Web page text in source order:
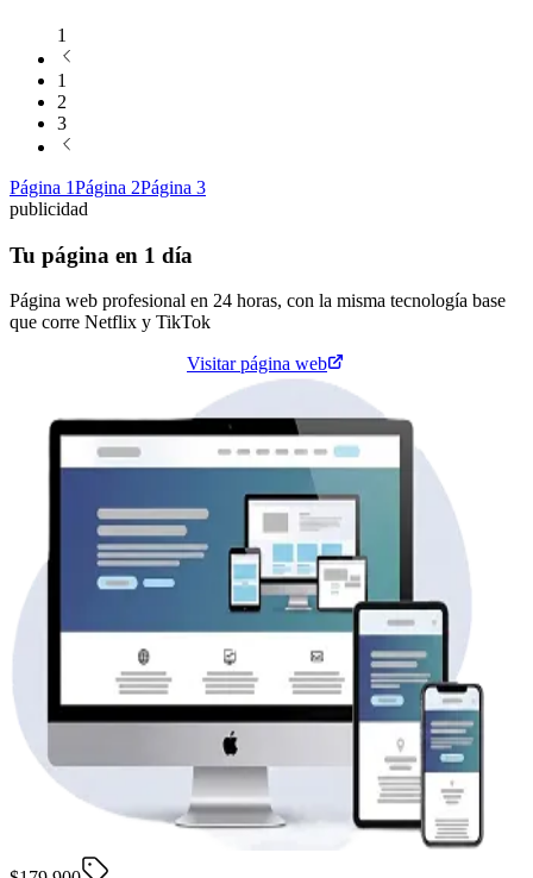
1
1
2
3
Página 1Página 2Página 3
publicidad
Tu página en 1 día
Página web profesional en 24 horas, con la misma tecnología base
que corre Netflix y TikTok
Visitar página web